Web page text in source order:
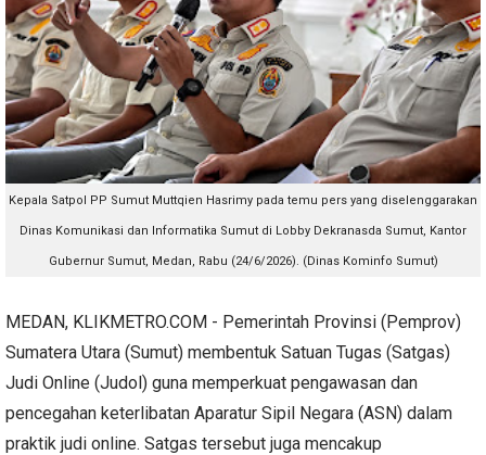
Kepala Satpol PP Sumut Muttqien Hasrimy pada temu pers yang diselenggarakan
Dinas Komunikasi dan Informatika Sumut di Lobby Dekranasda Sumut, Kantor
Gubernur Sumut, Medan, Rabu (24/6/2026). (Dinas Kominfo Sumut)
MEDAN, KLIKMETRO.COM - Pemerintah Provinsi (Pemprov)
Sumatera Utara (Sumut) membentuk Satuan Tugas (Satgas)
Judi Online (Judol) guna memperkuat pengawasan dan
pencegahan keterlibatan Aparatur Sipil Negara (ASN) dalam
praktik judi online. Satgas tersebut juga mencakup